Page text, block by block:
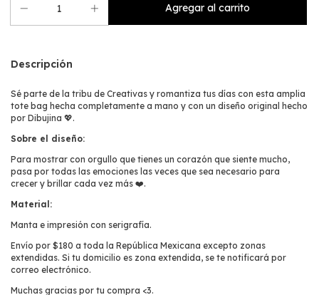
Descripción
Sé parte de la tribu de Creativas y romantiza tus días con esta amplia
tote bag hecha completamente a mano y con un diseño original hecho
por Dibujina 💖.
Sobre el diseño:
Para mostrar con orgullo que tienes un corazón que siente mucho,
pasa por todas las emociones las veces que sea necesario para
crecer y brillar cada vez más ❤️.
Material:
Manta e impresión con serigrafía.
Envío por $180 a toda la República Mexicana excepto zonas
extendidas. Si tu domicilio es zona extendida, se te notificará por
correo electrónico.
Muchas gracias por tu compra <3.